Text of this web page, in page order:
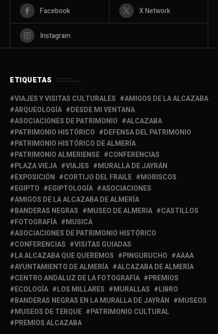
Facebook X Network
Instagram
ETIQUETAS
VIAJES Y VISITAS CULTURALES
AMIGOS DE LA ALCAZABA
ARQUEOLOGÍA
DESDE MI VENTANA
ASOCIACIONES DE PATRIMONIO
ALCAZABA
PATRIMONIO HISTÓRICO
DEFENSA DEL PATRIMONIO
PATRIMONIO HISTÓRICO DE ALMERÍA
PATRIMONIO ALMERIENSE
CONFERENCIAS
PLAZA VIEJA
VIAJES
MURALLA DE JAYRÁN
EXPOSICIÓN
CORTIJO DEL FRAILE
MORISCOS
EGIPTO
EGIPTOLOGÍA
ASOCIACIONES
AMIGOS DE LA ALCAZABA DE ALMERÍA
BANDERAS NEGRAS
MUSEO DE ALMERIA
CASTILLOS
FOTOGRAFÍA
MUSICA
ASOCIACIONES DE PATRIMONIO HISTÓRICO
CONFERENCIAS
VISITAS GUIADAS
LA ALCAZABA QUE QUEREMOS
PINGURUCHO
AAAA
AYUNTAMIENTO DE ALMERÍA
ALCAZABA DE ALMERÍA
CENTRO ANDALUZ DE LA FOTOGRAFÍA
PREMIOS
ECOLOGÍA
LOS MILLARES MURALLAS
LIBRO
BANDERAS NEGRAS EN LA MURALLA DE JAYRÁN
MUSEOS
MUSEOS DE TERQUE
PATRIMONIO CULTURAL
PREMIOS ALCAZABA